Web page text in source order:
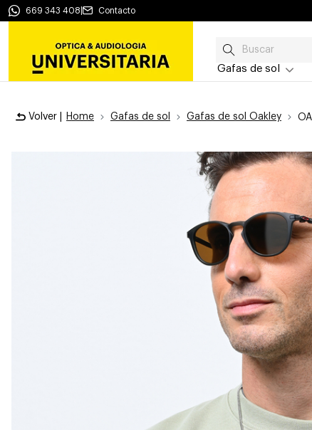
669 343 408 Contacto
Gafas de sol
Volver | Home Gafas de sol Gafas de sol Oakley